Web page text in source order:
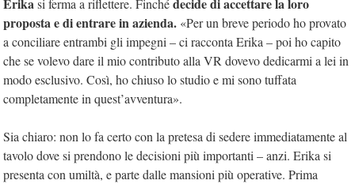
Erikasi ferma a riflettere. Finchédecide di accettare la loro
proposta e di entrare in azienda. «Per un breve periodo ho provato
a conciliare entrambi gli impegni – ci racconta Erika – poi ho capito
che se volevo dare il mio contributo alla VR dovevo dedicarmi a lei in
modo esclusivo. Così, ho chiuso lo studio e mi sono tuffata
completamente in quest’avventura».
Sia chiaro: non lo fa certo con la pretesa di sedere immediatamente al
tavolo dove si prendono le decisioni più importanti – anzi. Erika si
presenta con umiltà, e parte dalle mansioni più operative. Prima